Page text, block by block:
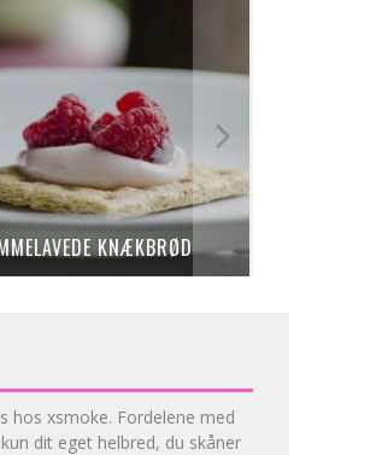
KNÆKBRØD
hos xsmoke. Fordelene med
dit eget helbred, du skåner